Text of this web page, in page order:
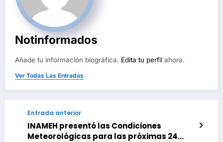
Notinformados
Añade tu información biográfica. Edita tu perfil ahora.
Ver Todas Las Entradas
Entrada anterior
INAMEH presentó las Condiciones
Meteorológicas para las próximas 24